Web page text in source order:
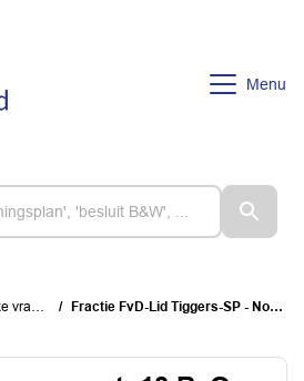
Menu
18 RvO Fractie FvD-Lid Tiggers-SP - Noodopvanglocatie Bemmel